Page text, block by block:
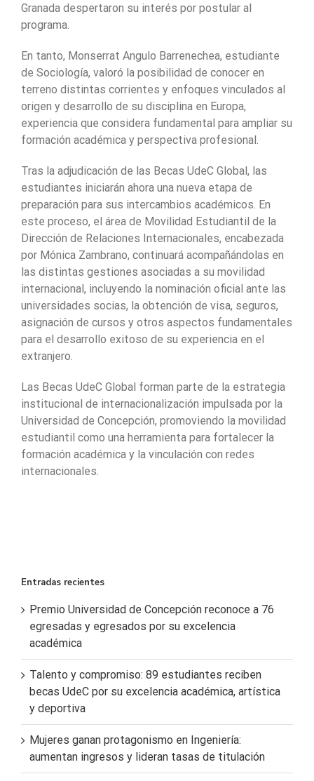
Granada despertaron su interés por postular al
programa.
En tanto, Monserrat Angulo Barrenechea, estudiante
de Sociología, valoró la posibilidad de conocer en
terreno distintas corrientes y enfoques vinculados al
origen y desarrollo de su disciplina en Europa,
experiencia que considera fundamental para ampliar su
formación académica y perspectiva profesional.
Tras la adjudicación de las Becas UdeC Global, las
estudiantes iniciarán ahora una nueva etapa de
preparación para sus intercambios académicos. En
este proceso, el área de Movilidad Estudiantil de la
Dirección de Relaciones Internacionales, encabezada
por Mónica Zambrano, continuará acompañándolas en
las distintas gestiones asociadas a su movilidad
internacional, incluyendo la nominación oficial ante las
universidades socias, la obtención de visa, seguros,
asignación de cursos y otros aspectos fundamentales
para el desarrollo exitoso de su experiencia en el
extranjero.
Las Becas UdeC Global forman parte de la estrategia
institucional de internacionalización impulsada por la
Universidad de Concepción, promoviendo la movilidad
estudiantil como una herramienta para fortalecer la
formación académica y la vinculación con redes
internacionales.
Entradas recientes
Premio Universidad de Concepción reconoce a 76
egresadas y egresados por su excelencia
académica
Talento y compromiso: 89 estudiantes reciben
becas UdeC por su excelencia académica, artística
y deportiva
Mujeres ganan protagonismo en Ingeniería:
aumentan ingresos y lideran tasas de titulación